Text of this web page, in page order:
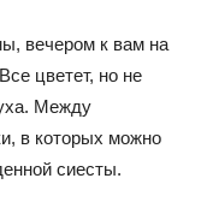
вечером к вам на
цветет, но не
Между
в которых можно
сиесты.